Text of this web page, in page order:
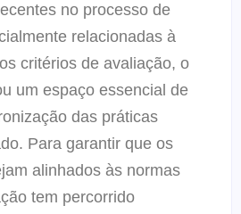
no processo de
relacionadas à
critérios de avaliação, o
um espaço essencial de
das práticas
Para garantir que os
alinhados às normas
tem percorrido